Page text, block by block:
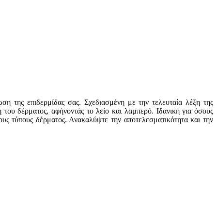
της επιδερμίδας σας. Σχεδιασμένη με την τελευταία λέξη της
δέρματος, αφήνοντάς το λείο και λαμπερό. Ιδανική για όσους
τύπους δέρματος. Ανακαλύψτε την αποτελεσματικότητα και την